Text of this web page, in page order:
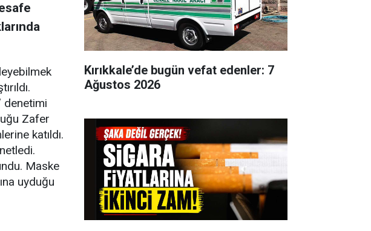
denetimi
Zafer
katıldı.
Maske
uyduğu
Kırıkkale’de bugün vefat edenler: 7
Ağustos 2026